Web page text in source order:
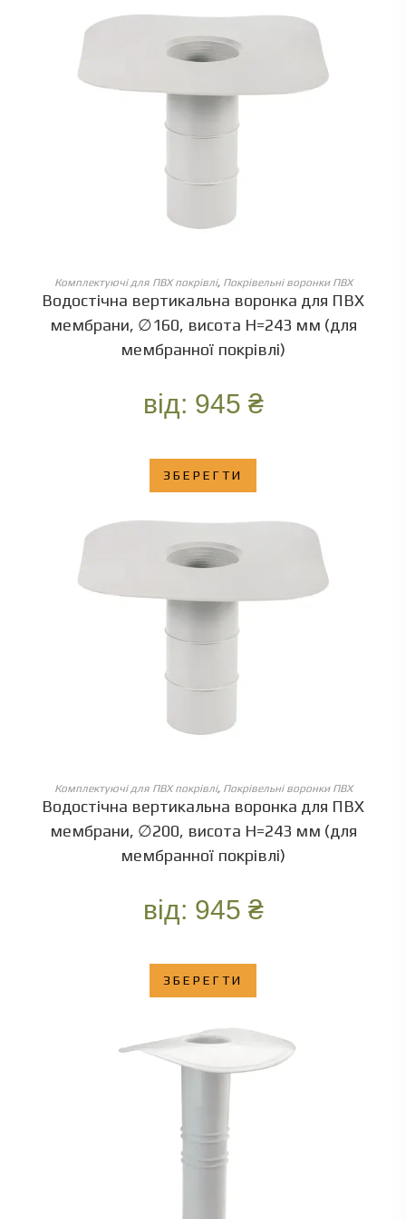
ОБЕРІТЬ ОПЦІЇ
Комплектуючі для ПВХ покрівлі, Покрівельні воронки ПВХ
Водостічна вертикальна воронка для ПВХ
мембрани, ∅160, висота Н=243 мм (для
мембранної покрівлі)
від: 945 ₴
ЗБЕРЕГТИ
ОБЕРІТЬ ОПЦІЇ
Комплектуючі для ПВХ покрівлі, Покрівельні воронки ПВХ
Водостічна вертикальна воронка для ПВХ
мембрани, ∅200, висота Н=243 мм (для
мембранної покрівлі)
від: 945 ₴
ЗБЕРЕГТИ